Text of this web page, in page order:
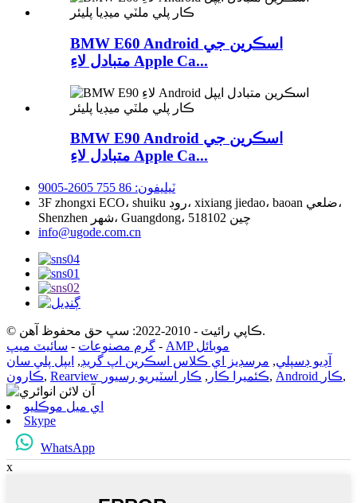
BMW E60 Android اسڪرين جي
متبادل لاءِ Apple Ca...
BMW E90 Android اسڪرين جي
متبادل لاءِ Apple Ca...
ٽيليفون: 86 755 2605-9005
3F zhongxi ECO، shuiku روڊ، xixiang jiedao، baoan ضلعي،
Shenzhen شهر، Guangdong، چين 518102
info@ugode.com.cn
© ڪاپي رائيٽ - 2010-2022: سڀ حق محفوظ آهن.
گرم مصنوعات - سائيٽ ميپ -
AMP موبائل
آڊيو ڊسپلي, مرسڊيز اي ڪلاس اسڪرين اپ گريڊ, ايپل پلي سان
ڪارون, Rearview ڪئميرا ڪار , ڪار اسٽيريو رسيور , Android ڪار,
اي ميل موڪليو
Skype
WhatsApp
x